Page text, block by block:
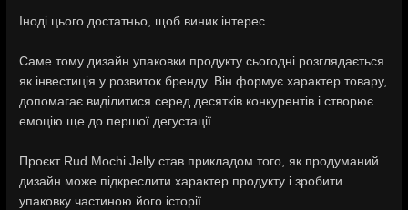
Іноді цього достатньо, щоб виник інтерес.
Саме тому дизайн упаковки продукту сьогодні розглядається
як інвестиція у розвиток бренду. Він формує характер товару,
допомагає виділитися серед десятків конкурентів і створює
емоцію ще до першої дегустації.
Проєкт Rud Mochi Jelly став прикладом того, як продуманий
дизайн може підкреслити характер продукту і зробити
упаковку частиною його історії.